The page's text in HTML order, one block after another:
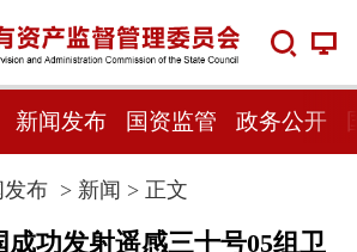
新闻发布 国资监管 政务公开
发布> 新闻 > 正文
成功发射遥感三十号05组卫